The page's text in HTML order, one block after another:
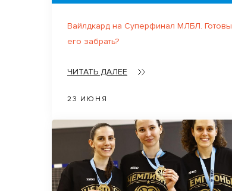
Вайлдкард на Суперфинал МЛБЛ. Готовы
его забрать?
ЧИТАТЬ ДАЛЕЕ
23 ИЮНЯ